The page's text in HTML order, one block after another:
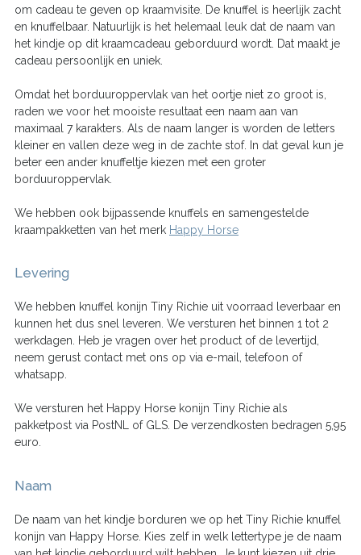
om cadeau te geven op kraamvisite. De knuffel is heerlijk zacht
en knuffelbaar. Natuurlijk is het helemaal leuk dat de naam van
het kindje op dit kraamcadeau geborduurd wordt. Dat maakt je
cadeau persoonlijk en uniek.
Omdat het borduuroppervlak van het oortje niet zo groot is,
raden we voor het mooiste resultaat een naam aan van
maximaal 7 karakters. Als de naam langer is worden de letters
kleiner en vallen deze weg in de zachte stof. In dat geval kun je
beter een ander knuffeltje kiezen met een groter
borduuroppervlak.
We hebben ook bijpassende knuffels en samengestelde
kraampakketten van het merk Happy Horse
Levering
We hebben knuffel konijn Tiny Richie uit voorraad leverbaar en
kunnen het dus snel leveren. We versturen het binnen 1 tot 2
werkdagen. Heb je vragen over het product of de levertijd,
neem gerust contact met ons op via e-mail, telefoon of
whatsapp.
We versturen het Happy Horse konijn Tiny Richie als
pakketpost via PostNL of GLS. De verzendkosten bedragen 5,95
euro.
Naam
De naam van het kindje borduren we op het Tiny Richie knuffel
konijn van Happy Horse. Kies zelf in welk lettertype je de naam